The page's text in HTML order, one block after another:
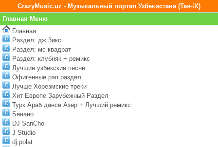
CrazyMusic.uz - Музыкальный портал Узбекистана (Tas-iX)
Главная Меню
Главная
Раздел: дж 3икс
Раздел: мс квадрат
Раздел: клубняк + ремикс
Лучшие узбекские песни
Офигенные рэп раздел
Лучше Хорезмские треки
Хит Европе Зарубежный Раздел
Турк Араб дансе Азер + Лучший ремикс
Бенано
DJ SanCho
J Studio
dj.polat